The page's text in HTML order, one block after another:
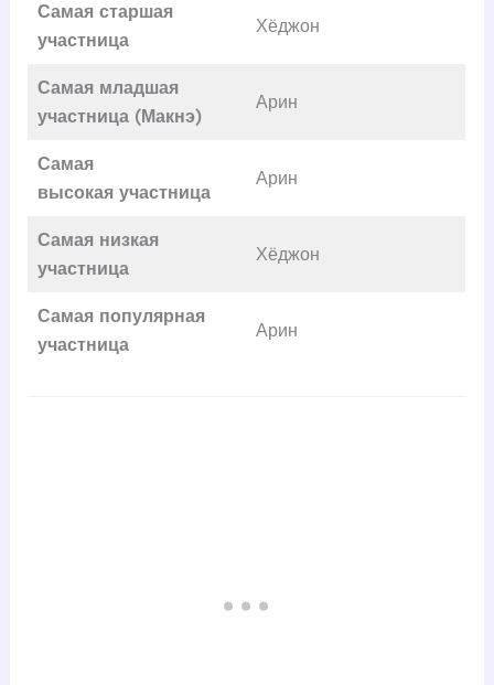
Самая старшая
участница
Хёджон
Самая младшая
участница (Макнэ)
Арин
Самая
высокая участница
Арин
Самая низкая
участница
Хёджон
Самая популярная
участница
Арин